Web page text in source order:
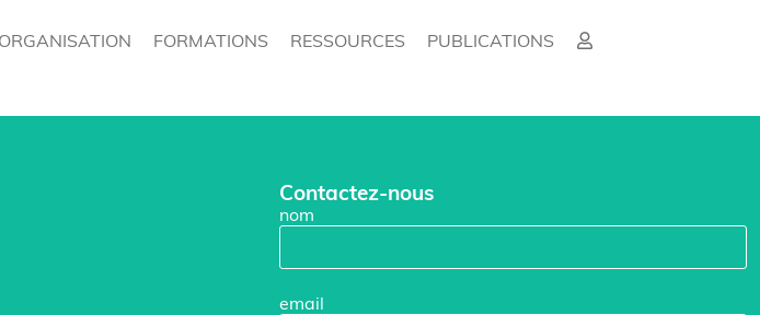
ORGANISATION FORMATIONS RESSOURCES PUBLICATIONS
Contactez-nous
nom
email